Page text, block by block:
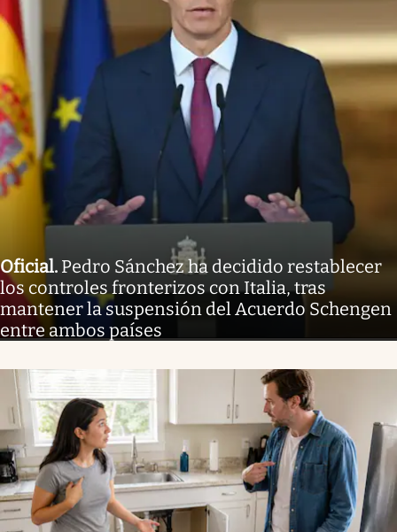
Oficial. Pedro Sánchez ha decidido restablecer
los controles fronterizos con Italia, tras
mantener la suspensión del Acuerdo Schengen
entre ambos países